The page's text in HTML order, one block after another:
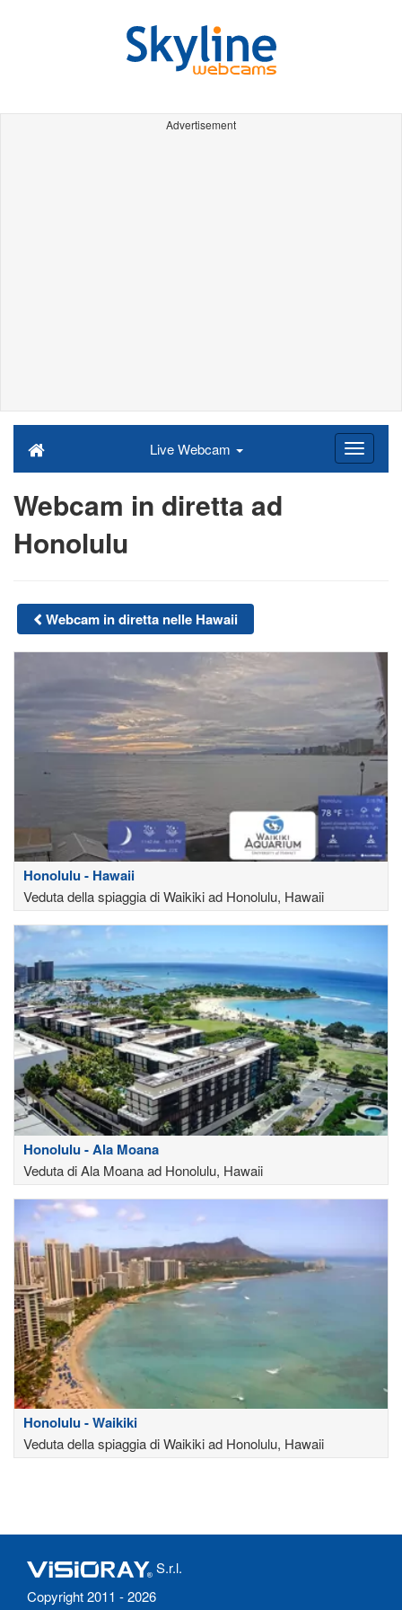
Advertisement
Live Webcam
Webcam in diretta ad
Honolulu
Webcam in diretta nelle Hawaii
Honolulu - Hawaii
Veduta della spiaggia di Waikiki ad Honolulu, Hawaii
Honolulu - Ala Moana
Veduta di Ala Moana ad Honolulu, Hawaii
Honolulu - Waikiki
Veduta della spiaggia di Waikiki ad Honolulu, Hawaii
S.r.l.
Copyright 2011 - 2026